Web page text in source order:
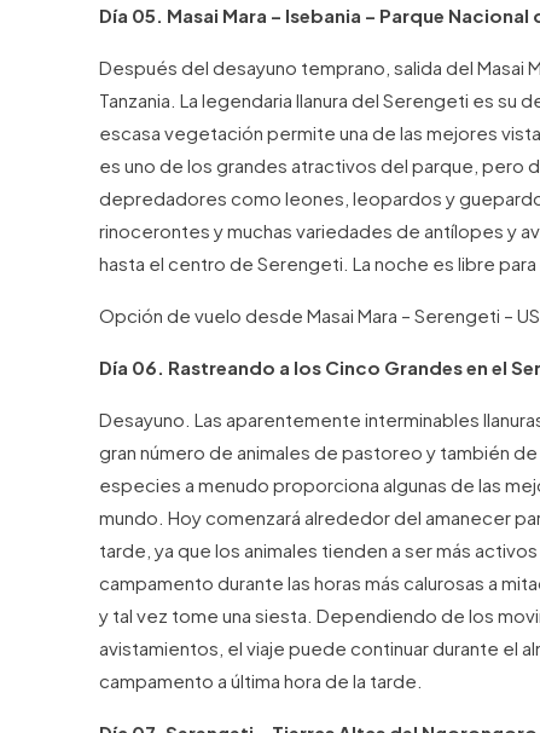
Día 05. Masai Mara – Isebania – Parque Nacional
Después del desayuno temprano, salida del Masai
Tanzania. La legendaria llanura del Serengeti es su
escasa vegetación permite una de las mejores
es uno de los grandes atractivos del parque, pero
depredadores como leones, leopardos y
rinocerontes y muchas variedades de antílopes y
hasta el centro de Serengeti. La noche es libre para
Opción de vuelo desde Masai Mara – Serengeti –
Día 06. Rastreando a los Cinco Grandes en el
Desayuno. Las aparentemente interminables
gran número de animales de pastoreo y también
especies a menudo proporciona algunas de las
mundo. Hoy comenzará alrededor del amanecer
tarde, ya que los animales tienden a ser más
campamento durante las horas más calurosas a
y tal vez tome una siesta. Dependiendo de los
avistamientos, el viaje puede continuar durante el
campamento a última hora de la tarde.